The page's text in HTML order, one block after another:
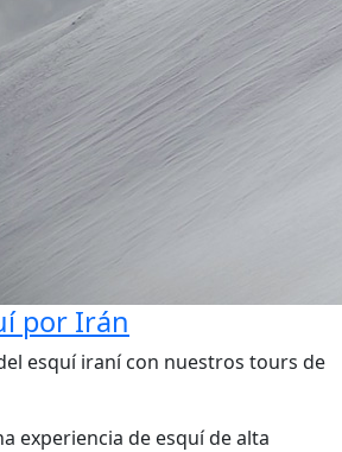
por Irán
esquí iraní con nuestros tours de
experiencia de esquí de alta